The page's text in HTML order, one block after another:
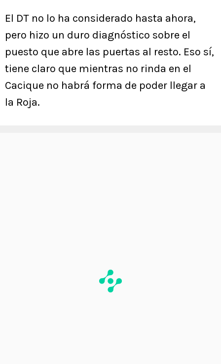
El DT no lo ha considerado hasta ahora,
pero hizo un duro diagnóstico sobre el
puesto que abre las puertas al resto. Eso sí,
tiene claro que mientras no rinda en el
Cacique no habrá forma de poder llegar a
la Roja.